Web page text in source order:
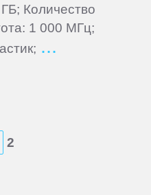
Количество
1 000 МГц;
2